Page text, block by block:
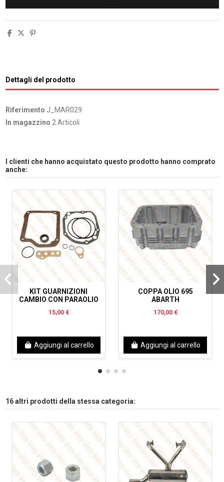
Dettagli del prodotto
Riferimento J_MAR029
In magazzino 2 Articoli
I clienti che hanno acquistato questo prodotto hanno comprato
anche:
KIT GUARNIZIONI
CAMBIO CON PARAOLIO
15,00 €
Aggiungi al carrello
COPPA OLIO 695
ABARTH
170,00 €
Aggiungi al carrello
16 altri prodotti della stessa categoria: